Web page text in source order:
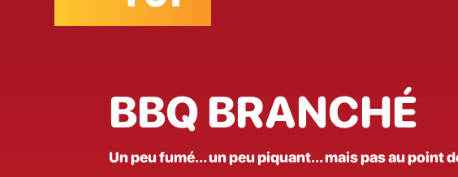
BBQ BRANCHÉ
Un peu fumé… un peu piquant… mais pas au point